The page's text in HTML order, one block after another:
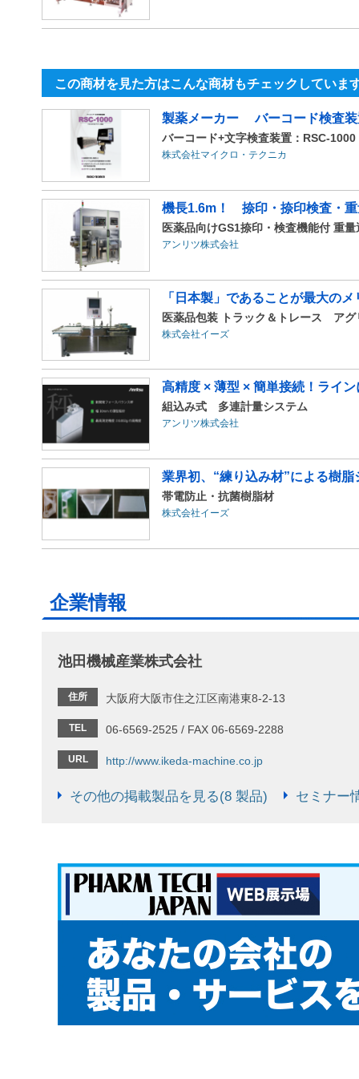
この商材を見た方はこんな商材もチェックしていま
製薬メーカー バーコード検査装
バーコード+文字検査装置：RSC-1000
株式会社マイクロ・テクニカ
機長1.6m！ 捺印・捺印検査・
医薬品向けGS1捺印・検査機能付 重
アンリツ株式会社
「日本製」であることが最大の
医薬品包装 トラック＆トレース ア
株式会社イーズ
高精度 × 薄型 × 簡単接続！ライ
組込み式 多連計量システム
アンリツ株式会社
業界初、“練り込み材”による樹
帯電防止・抗菌樹脂材
株式会社イーズ
企業情報
池田機械産業株式会社
住所 大阪府大阪市住之江区南港東8-2-13
TEL 06-6569-2525 / FAX 06-6569-2288
URL http://www.ikeda-machine.co.jp
その他の掲載製品を見る(8 製品) セミナー